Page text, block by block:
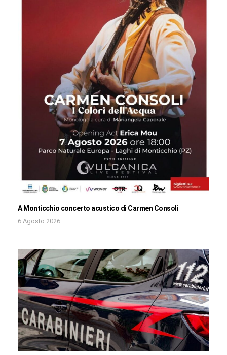
A Monticchio concerto acustico di Carmen Consoli
6 Agosto 2026